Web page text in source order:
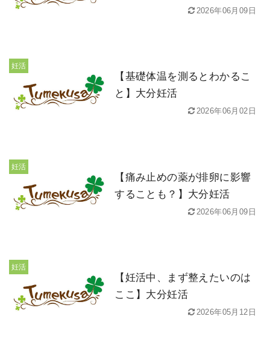
2026年06月09日
妊活
【基礎体温を測るとわかるこ
と】大分妊活
2026年06月02日
妊活
【痛み止めの薬が排卵に影響
することも？】大分妊活
2026年06月09日
妊活
【妊活中、まず整えたいのは
ここ】大分妊活
2026年05月12日